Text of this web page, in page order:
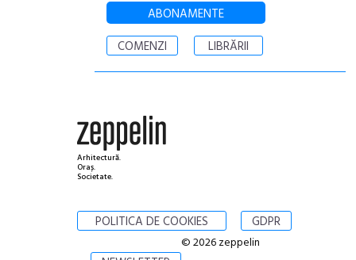
ABONAMENTE
COMENZI
LIBRĂRII
Arhitectură.
Oraș.
Societate.
POLITICA DE COOKIES GDPR
© 2026 zeppelin